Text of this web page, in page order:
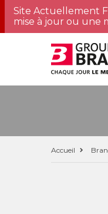
Site Actuellement
mise à jour ou une
Accueil